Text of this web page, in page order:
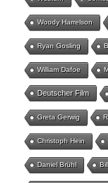
Woody Harrelson
Ryan Gosling
William Dafoe
Deutscher Film
Greta Gerwig
Christoph Hein
Daniel Brühl